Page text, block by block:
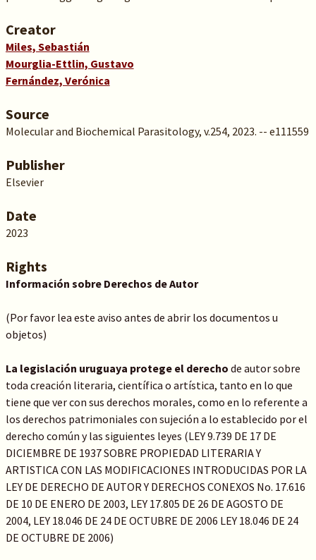
Creator
Miles, Sebastián
Mourglia-Ettlin, Gustavo
Fernández, Verónica
Source
Molecular and Biochemical Parasitology, v.254, 2023. -- e111559
Publisher
Elsevier
Date
2023
Rights
Información sobre Derechos de Autor
(Por favor lea este aviso antes de abrir los documentos u
objetos)
La legislación uruguaya protege el derecho de autor sobre
toda creación literaria, científica o artística, tanto en lo que
tiene que ver con sus derechos morales, como en lo referente a
los derechos patrimoniales con sujeción a lo establecido por el
derecho común y las siguientes leyes (LEY 9.739 DE 17 DE
DICIEMBRE DE 1937 SOBRE PROPIEDAD LITERARIA Y
ARTISTICA CON LAS MODIFICACIONES INTRODUCIDAS POR LA
LEY DE DERECHO DE AUTOR Y DERECHOS CONEXOS No. 17.616
DE 10 DE ENERO DE 2003, LEY 17.805 DE 26 DE AGOSTO DE
2004, LEY 18.046 DE 24 DE OCTUBRE DE 2006 LEY 18.046 DE 24
DE OCTUBRE DE 2006)